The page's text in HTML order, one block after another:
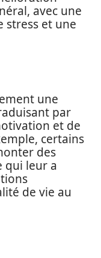
avec une
stress et une
une
par
et de
certains
des
qui leur a
de vie au